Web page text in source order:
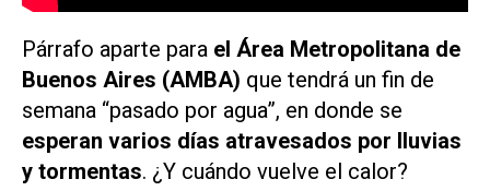
Párrafo aparte para el Área Metropolitana de
Buenos Aires (AMBA) que tendrá un fin de
semana “pasado por agua”, en donde se
esperan varios días atravesados por lluvias
y tormentas. ¿Y cuándo vuelve el calor?